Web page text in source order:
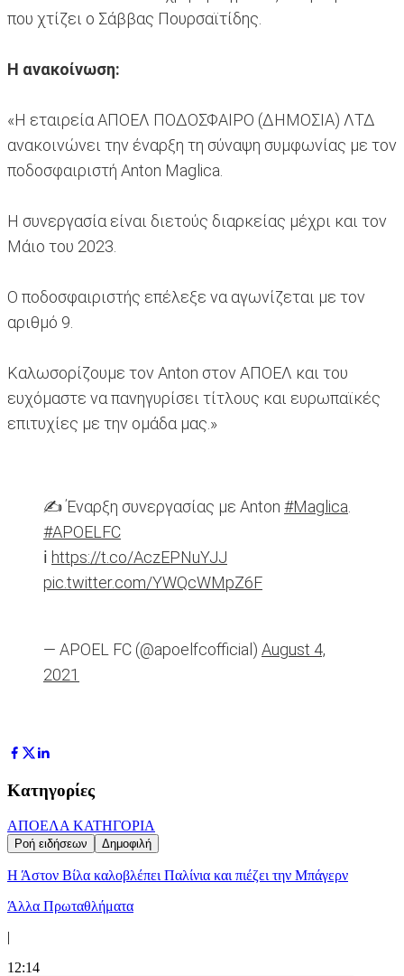
που χτίζει ο Σάββας Πουρσαϊτίδης.
Η ανακοίνωση:
«Η εταιρεία ΑΠΟΕΛ ΠΟΔΟΣΦΑΙΡΟ (ΔΗΜΟΣΙΑ) ΛΤΔ
ανακοινώνει την έναρξη τη σύναψη συμφωνίας με τον
ποδοσφαιριστή Anton Maglica.
Η συνεργασία είναι διετούς διαρκείας μέχρι και τον
Μάιο του 2023.
Ο ποδοσφαιριστής επέλεξε να αγωνίζεται με τον
αριθμό 9.
Καλωσορίζουμε τον Anton στον ΑΠΟΕΛ και του
ευχόμαστε να πανηγυρίσει τίτλους και ευρωπαϊκές
επιτυχίες με την ομάδα μας.»
✍️ Έναρξη συνεργασίας με Anton #Maglica.
#APOELFC
ℹ️ https://t.co/AczEPNuYJJ
pic.twitter.com/YWQcWMpZ6F
— APOEL FC (@apoelfcofficial) August 4,
2021
Κατηγορίες
ΑΠΟΕΛΑ ΚΑΤΗΓΟΡΙΑ
Ροή ειδήσεων Δημοφιλή
Η Άστον Βίλα καλοβλέπει Παλίνια και πιέζει την Μπάγερν
Άλλα Πρωταθλήματα
|
12:14